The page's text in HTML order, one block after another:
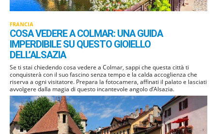
FRANCIA
COSA VEDERE A COLMAR: UNA GUIDA
IMPERDIBILE SU QUESTO GIOIELLO
DELL’ALSAZIA
Se ti stai chiedendo cosa vedere a Colmar, sappi che questa città ti
conquisterà con il suo fascino senza tempo e la calda accoglienza che
riserva a ogni visitatore. Prepara la fotocamera, affinati il palato e lasciati
avvolgere dalla magia di questo incantevole angolo d’Alsazia.